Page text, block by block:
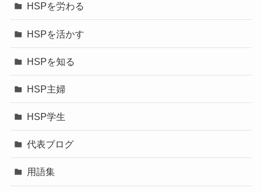
HSPを労わる
HSPを活かす
HSPを知る
HSP主婦
HSP学生
代表ブログ
用語集